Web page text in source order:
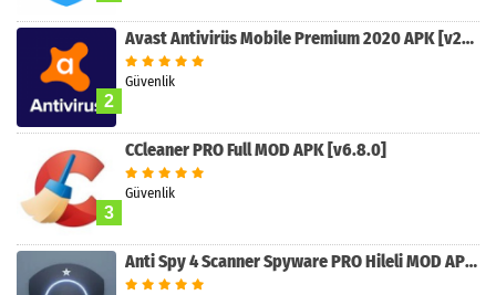
Arama
2
Avast Antivirüs Mobile Premium 2020 APK [v23.17.0]
Güvenlik
3
CCleaner PRO Full MOD APK [v6.8.0]
Güvenlik
Anti Spy 4 Scanner Spyware PRO Hileli MOD APK [v5.0.1]